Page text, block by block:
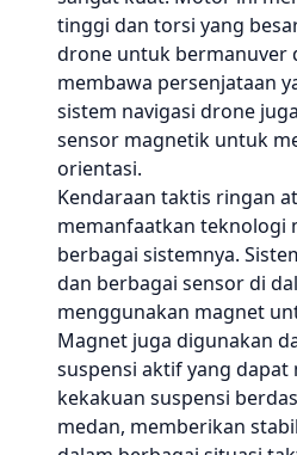
tinggi dan torsi yang
drone untuk bermanuver
membawa persenjataan
sistem navigasi drone
sensor magnetik untuk
orientasi.
Kendaraan taktis ringan
memanfaatkan teknologi
berbagai sistemnya.
dan berbagai sensor di
menggunakan magnet
Magnet juga digunakan
suspensi aktif yang dapat
kekakuan suspensi
medan, memberikan